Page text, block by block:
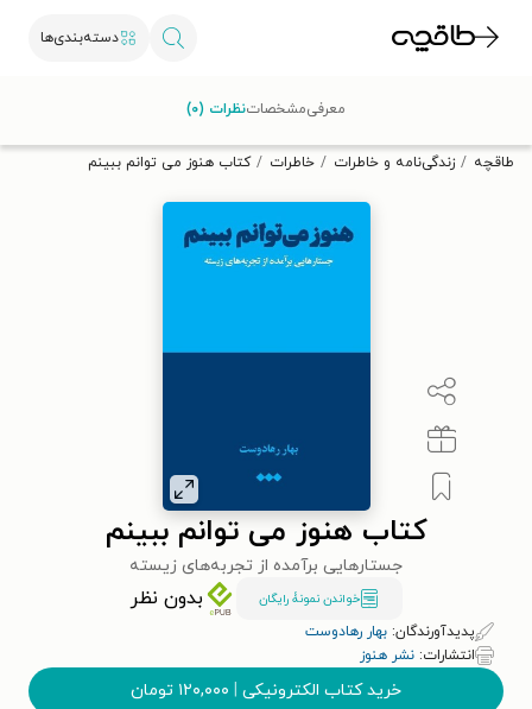
دسته‌بندی‌ها
تخفیف از طاقچه دریافت کن.
طاقچه زندگی‌نامه و خاطرات خاطرات کتاب هنوز می توانم ببینم
کتاب هنوز می توانم ببینم
جستارهایی برآمده از تجربه‌های زیسته
خواندن نمونۀ رایگان بدون نظر
پدیدآورندگان: بهار رهادوست
انتشارات: نشر هنوز
خرید کتاب الکترونیکی | ۱۲۰,۰۰۰ تومان
معرفیمشخصاتنظرات (۰)